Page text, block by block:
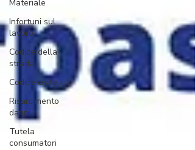
Materiale
Infortuni sul
lavoro
Codice della
strada
Codice civile
Risarcimento
danni
Tutela
consumatori